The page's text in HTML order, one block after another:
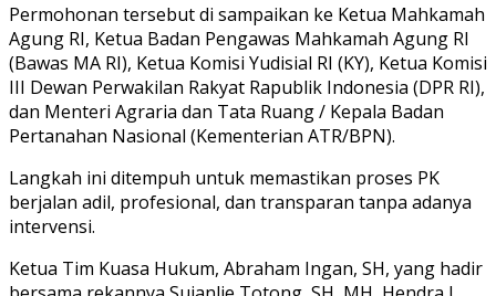
Permohonan tersebut di sampaikan ke Ketua Mahkamah
Agung RI, Ketua Badan Pengawas Mahkamah Agung RI
(Bawas MA RI), Ketua Komisi Yudisial RI (KY), Ketua Komisi
III Dewan Perwakilan Rakyat Rapublik Indonesia (DPR RI),
dan Menteri Agraria dan Tata Ruang / Kepala Badan
Pertanahan Nasional (Kementerian ATR/BPN).
Langkah ini ditempuh untuk memastikan proses PK
berjalan adil, profesional, dan transparan tanpa adanya
intervensi.
Ketua Tim Kuasa Hukum, Abraham Ingan, SH, yang hadir